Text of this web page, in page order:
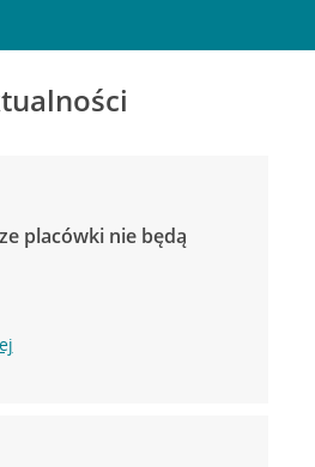
placówki nie będą